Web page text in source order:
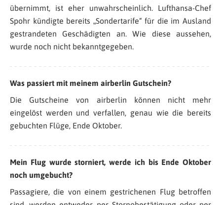
übernimmt, ist eher unwahrscheinlich. Lufthansa-Chef
Spohr kündigte bereits „Sondertarife“ für die im Ausland
gestrandeten Geschädigten an. Wie diese aussehen,
wurde noch nicht bekanntgegeben.
Was passiert mit meinem airberlin Gutschein?
Die Gutscheine von airberlin können nicht mehr
eingelöst werden und verfallen, genau wie die bereits
gebuchten Flüge, Ende Oktober.
Mein Flug wurde storniert, werde ich bis Ende Oktober
noch umgebucht?
Passagiere, die von einem gestrichenen Flug betroffen